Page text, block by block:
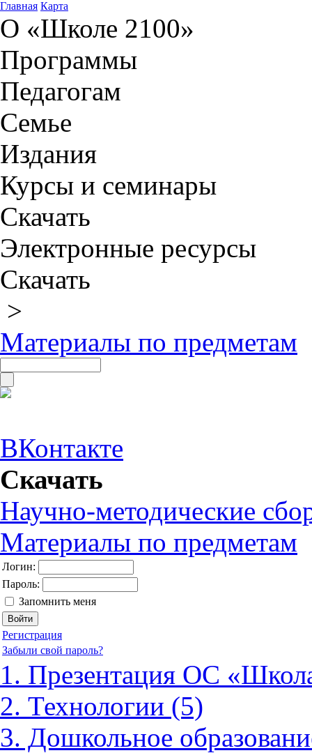
Главная Карта
О «Школе 2100»
Программы
Педагогам
Семье
Издания
Курсы и семинары
Скачать
Электронные ресурсы
Скачать
>
Материалы по предметам
ВКонтакте
Скачать
Научно-методические
Материалы по предметам
Логин:
Пароль:
Запомнить меня
Регистрация
Забыли свой пароль?
1. Презентация ОС
2. Технологии (5)
3. Дошкольное